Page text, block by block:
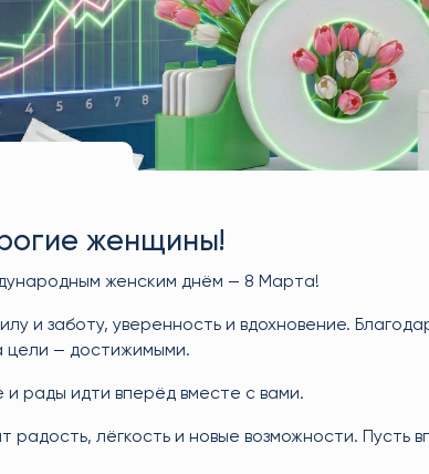
женщины!
женским днём — 8 Марта!
и заботу, уверенность и вдохновение.
цели — достижимыми.
рады идти вперёд вместе с вами.
радость, лёгкость и новые возможности.